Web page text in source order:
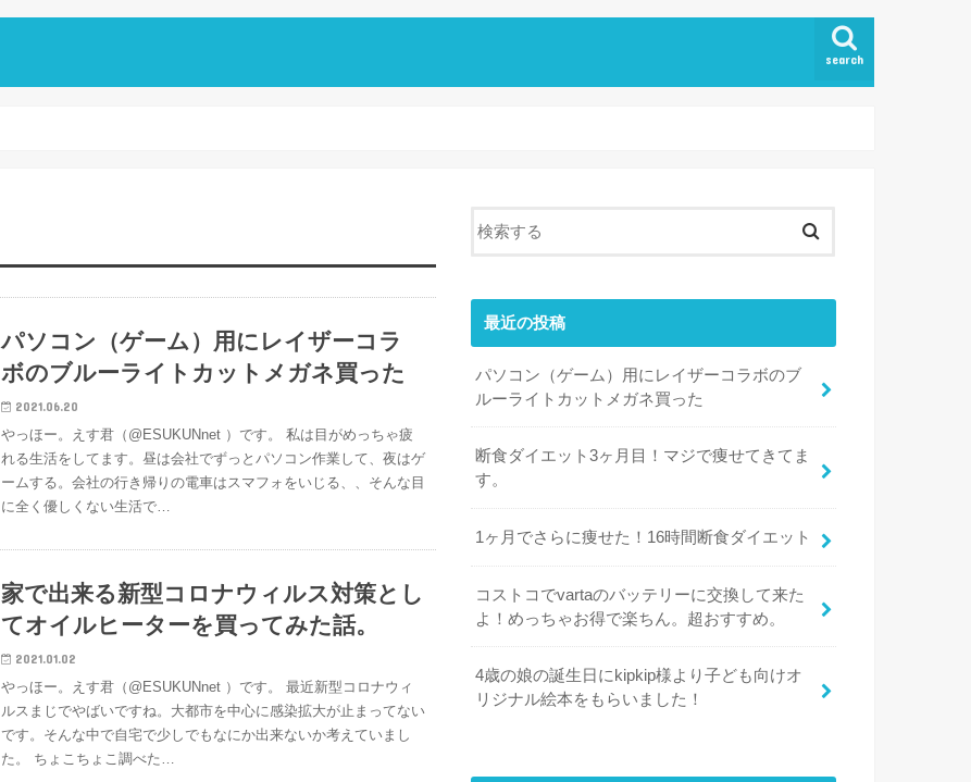
search
パソコン（ゲーム）用にレイザーコラ
ボのブルーライトカットメガネ買った
2021.06.20
やっほー。えす君（@ESUKUNnet ）です。 私は目がめっちゃ疲
れる生活をしてます。昼は会社でずっとパソコン作業して、夜はゲ
ームする。会社の行き帰りの電車はスマフォをいじる、、そんな目
に全く優しくない生活で…
家で出来る新型コロナウィルス対策とし
てオイルヒーターを買ってみた話。
2021.01.02
やっほー。えす君（@ESUKUNnet ）です。 最近新型コロナウィ
ルスまじでやばいですね。大都市を中心に感染拡大が止まってない
です。そんな中で自宅で少しでもなにか出来ないか考えていまし
た。 ちょこちょこ調べた…
最近の投稿
パソコン（ゲーム）用にレイザーコラボのブ
ルーライトカットメガネ買った
断食ダイエット3ヶ月目！マジで痩せてきてま
す。
1ヶ月でさらに痩せた！16時間断食ダイエット
コストコでvartaのバッテリーに交換して来た
よ！めっちゃお得で楽ちん。超おすすめ。
4歳の娘の誕生日にkipkip様より子ども向けオ
リジナル絵本をもらいました！